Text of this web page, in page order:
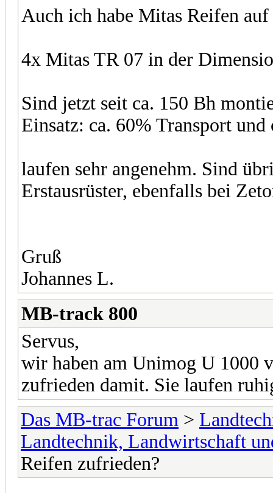
Auch ich habe Mitas Reifen
4x Mitas TR 07 in der
Sind jetzt seit ca. 150 Bh
Einsatz: ca. 60% Transport und
laufen sehr angenehm. Sind
Erstausrüster, ebenfalls bei
Gruß
Johannes L.
MB-track 800
Servus,
wir haben am Unimog U 1000
zufrieden damit. Sie laufen
Das MB-trac Forum >
Landtechnik, Landwirtschaft
Reifen zufrieden?